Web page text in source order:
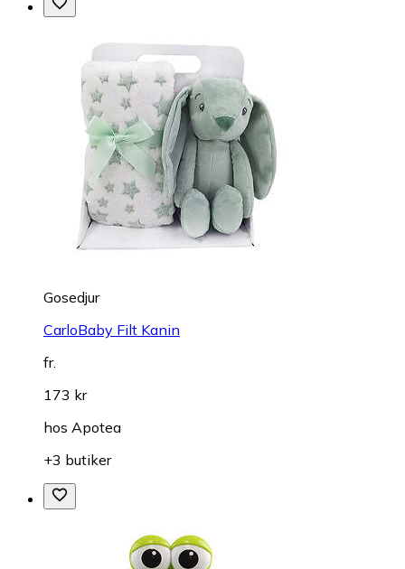
Gosedjur
CarloBaby Filt Kanin
fr.
173 kr
hos Apotea
+3 butiker